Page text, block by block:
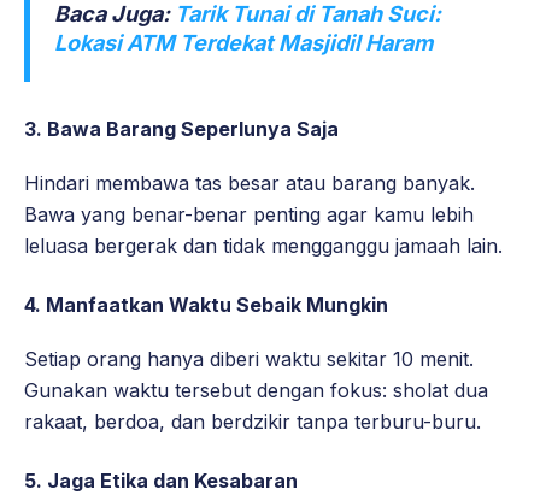
Baca Juga: Tarik Tunai di Tanah Suci:
Lokasi ATM Terdekat Masjidil Haram
3. Bawa Barang Seperlunya Saja
Hindari membawa tas besar atau barang banyak.
Bawa yang benar-benar penting agar kamu lebih
leluasa bergerak dan tidak mengganggu jamaah lain.
4. Manfaatkan Waktu Sebaik Mungkin
Setiap orang hanya diberi waktu sekitar 10 menit.
Gunakan waktu tersebut dengan fokus: sholat dua
rakaat, berdoa, dan berdzikir tanpa terburu-buru.
5. Jaga Etika dan Kesabaran